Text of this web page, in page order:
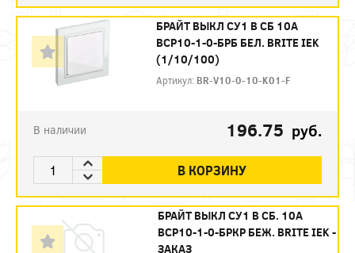
БРАЙТ ВЫКЛ СУ1 В СБ 10А
ВСР10-1-0-БРБ БЕЛ. BRITE IEK
(1/10/100)
Артикул: BR-V10-0-10-K01-F
В наличии 196.75 руб.
В КОРЗИНУ
БРАЙТ ВЫКЛ СУ1 В СБ. 10А
ВСР10-1-0-БРКР БЕЖ. BRITE IEK -
ЗАКАЗ